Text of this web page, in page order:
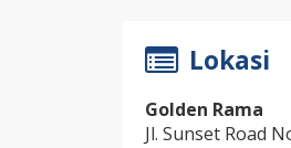
Lokasi
Golden Rama
Jl. Sunset Road